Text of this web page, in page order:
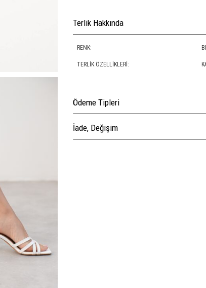
Terlik Hakkında
RENK:
TERLIK ÖZELLIKLERI:
Ödeme Tipleri
İade, Değişim